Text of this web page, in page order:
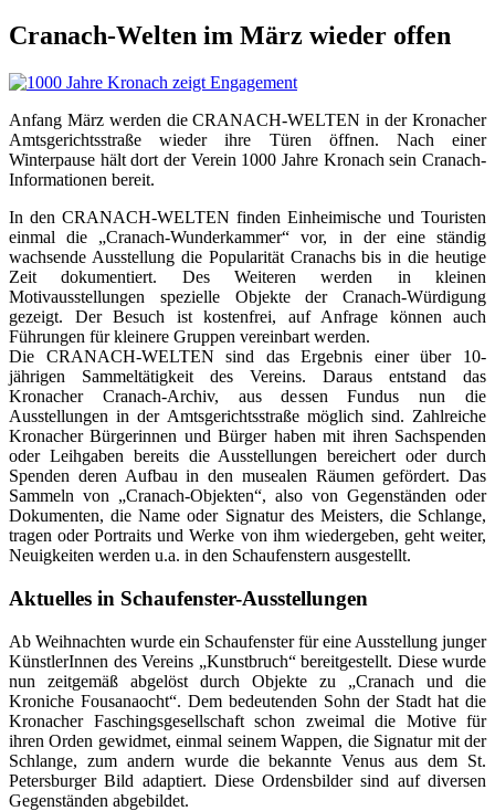
Cranach-Welten im März wieder offen
Anfang März werden die CRANACH-WELTEN in der Kronacher
Amtsgerichtsstraße wieder ihre Türen öffnen. Nach einer
Winterpause hält dort der Verein 1000 Jahre Kronach sein Cranach-
Informationen bereit.
In den CRANACH-WELTEN finden Einheimische und Touristen
einmal die „Cranach-Wunderkammer“ vor, in der eine ständig
wachsende Ausstellung die Popularität Cranachs bis in die heutige
Zeit dokumentiert. Des Weiteren werden in kleinen
Motivausstellungen spezielle Objekte der Cranach-Würdigung
gezeigt. Der Besuch ist kostenfrei, auf Anfrage können auch
Führungen für kleinere Gruppen vereinbart werden.
Die CRANACH-WELTEN sind das Ergebnis einer über 10-
jährigen Sammeltätigkeit des Vereins. Daraus entstand das
Kronacher Cranach-Archiv, aus dessen Fundus nun die
Ausstellungen in der Amtsgerichtsstraße möglich sind. Zahlreiche
Kronacher Bürgerinnen und Bürger haben mit ihren Sachspenden
oder Leihgaben bereits die Ausstellungen bereichert oder durch
Spenden deren Aufbau in den musealen Räumen gefördert. Das
Sammeln von „Cranach-Objekten“, also von Gegenständen oder
Dokumenten, die Name oder Signatur des Meisters, die Schlange,
tragen oder Portraits und Werke von ihm wiedergeben, geht weiter,
Neuigkeiten werden u.a. in den Schaufenstern ausgestellt.
Aktuelles in Schaufenster-Ausstellungen
Ab Weihnachten wurde ein Schaufenster für eine Ausstellung junger
KünstlerInnen des Vereins „Kunstbruch“ bereitgestellt. Diese wurde
nun zeitgemäß abgelöst durch Objekte zu „Cranach und die
Kroniche Fousanaocht“. Dem bedeutenden Sohn der Stadt hat die
Kronacher Faschingsgesellschaft schon zweimal die Motive für
ihren Orden gewidmet, einmal seinem Wappen, die Signatur mit der
Schlange, zum andern wurde die bekannte Venus aus dem St.
Petersburger Bild adaptiert. Diese Ordensbilder sind auf diversen
Gegenständen abgebildet.